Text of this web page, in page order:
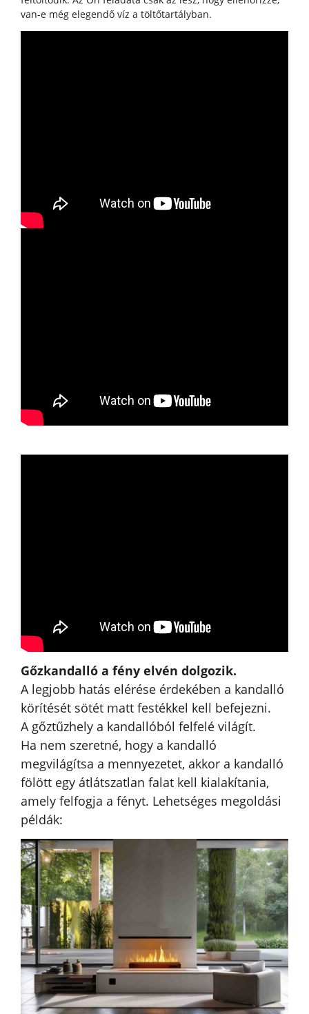
van-e még elegendő víz a töltőtartályban.
Gőzkandalló a fény elvén dolgozik.
A legjobb hatás elérése érdekében a kandalló
körítését sötét matt festékkel kell befejezni.
A gőztűzhely a kandallóból felfelé világít.
Ha nem szeretné, hogy a kandalló
megvilágítsa a mennyezetet, akkor a kandalló
fölött egy átlátszatlan falat kell kialakítania,
amely felfogja a fényt. Lehetséges megoldási
példák: